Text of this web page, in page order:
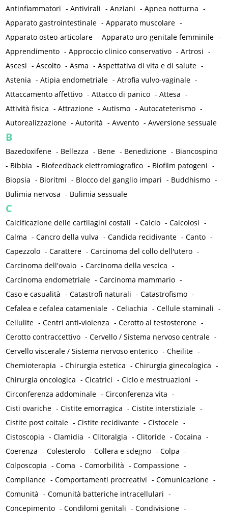
Antinfiammatori -Antivirali -Anziani -Apnea notturna -
Apparato gastrointestinale -Apparato muscolare -
Apparato osteo-articolare -Apparato uro-genitale femminile -
Apprendimento -Approccio clinico conservativo -Artrosi -
Ascesi -Ascolto -Asma -Aspettativa di vita e di salute -
Astenia -Atipia endometriale -Atrofia vulvo-vaginale -
Attaccamento affettivo -Attacco di panico -Attesa -
Attività fisica -Attrazione -Autismo -Autocateterismo -
Autorealizzazione -Autorità -Avvento -Avversione sessuale
B
Bazedoxifene - Bellezza - Bene - Benedizione - Biancospino
- Bibbia - Biofeedback elettromiografico - Biofilm patogeni -
Biopsia - Bioritmi - Blocco del ganglio impari - Buddhismo -
Bulimia nervosa - Bulimia sessuale
C
Calcificazione delle cartilagini costali -Calcio -Calcolosi -
Calma -Cancro della vulva -Candida recidivante -Canto -
Capezzolo -Carattere -Carcinoma del collo dell'utero -
Carcinoma dell'ovaio -Carcinoma della vescica -
Carcinoma endometriale -Carcinoma mammario -
Caso e casualità -Catastrofi naturali -Catastrofismo -
Cefalea e cefalea catameniale -Celiachia -Cellule staminali -
Cellulite -Centri anti-violenza -Cerotto al testosterone -
Cerotto contraccettivo -Cervello / Sistema nervoso centrale -
Cervello viscerale / Sistema nervoso enterico -Cheilite -
Chemioterapia -Chirurgia estetica -Chirurgia ginecologica -
Chirurgia oncologica -Cicatrici -Ciclo e mestruazioni -
Circonferenza addominale -Circonferenza vita -
Cisti ovariche -Cistite emorragica -Cistite interstiziale -
Cistite post coitale -Cistite recidivante -Cistocele -
Cistoscopia -Clamidia -Clitoralgia -Clitoride -Cocaina -
Coerenza -Colesterolo -Collera e sdegno -Colpa -
Colposcopia -Coma -Comorbilità -Compassione -
Compliance -Comportamenti procreativi -Comunicazione -
Comunità -Comunità batteriche intracellulari -
Concepimento -Condilomi genitali -Condivisione -